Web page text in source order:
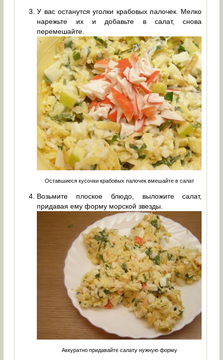
У вас останутся уголки крабовых палочек. Мелко
нарежьте их и добавьте в салат, снова
перемешайте.
Оставшиеся кусочки крабовых палочек вмешайте в салат
Возьмите плоское блюдо, выложите салат,
придавая ему форму морской звезды.
Аккуратно придавайте салату нужную форму